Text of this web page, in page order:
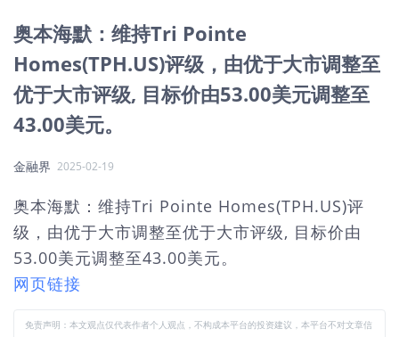
奥本海默：维持Tri Pointe
Homes(TPH.US)评级，由优于大市调整至
优于大市评级, 目标价由53.00美元调整至
43.00美元。
金融界 2025-02-19
奥本海默：维持Tri Pointe Homes(TPH.US)评
级，由优于大市调整至优于大市评级, 目标价由
53.00美元调整至43.00美元。
网页链接
免责声明：本文观点仅代表作者个人观点，不构成本平台的投资建议，本平台不对文章信